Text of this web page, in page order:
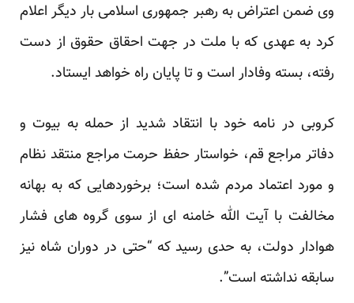
وی ضمن اعتراض به رهبر جمهوری اسلامی بار دیگر اعلام
کرد به عهدی که با ملت در جهت احقاق حقوق از دست
رفته، بسته وفادار است و تا پایان راه خواهد ایستاد.
کروبی در نامه خود با انتقاد شدید از حمله به بیوت و
دفاتر مراجع قم، خواستار حفظ حرمت مراجع منتقد نظام
و مورد اعتماد مردم شده است؛ برخوردهایی که به بهانه
مخالفت با آیت الله خامنه ای از سوی گروه های فشار
هوادار دولت، به حدی رسید که “حتی در دوران شاه نیز
سابقه نداشته است”.